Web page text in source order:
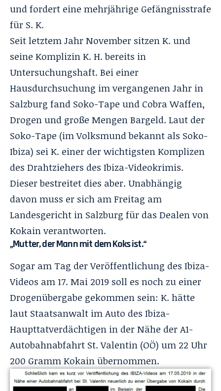
und fordert eine mehrjährige Gefängnisstrafe
für S. K.
Seit letztem Jahr November sitzen K. und
seine Komplizin K. H. bereits in
Untersuchungshaft. Bei einer
Hausdurchsuchung im vergangenen Jahr in
Salzburg fand Soko-Tape und Cobra Waffen,
Drogen und große Mengen Bargeld. Laut der
Soko-Tape (im Volksmund bekannt als Soko-
Ibiza) sei K. einer der wichtigsten Komplizen
des Drahtziehers des Ibiza-Videokrimis.
Dieser bestreitet dies aber. Unabhängig
davon muss er sich am Freitag am
Landesgericht in Salzburg für das Dealen von
Kokain verantworten.
„Mutter, der Mann mit dem Koks ist.“
Sogar am Tag der Veröffentlichung des Ibiza-
Videos am 17. Mai 2019 soll es noch zu einer
Drogenübergabe gekommen sein: K. hätte
laut Staatsanwalt im Auto des Ibiza-
Haupttatverdächtigen in der Nähe der A1-
Autobahnabfahrt St. Valentin (OÖ) um 22 Uhr
200 Gramm Kokain übernommen.